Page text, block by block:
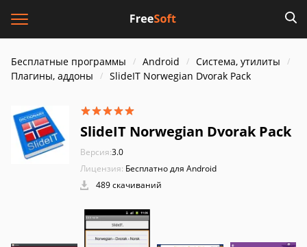
Бесплатные программы Android
Система, утилиты
Плагины, аддоны
SlideIT Norwegian Dvorak Pack
SlideIT Norwegian Dvorak Pack
Версия:3.0
Лицензия: Бесплатно для Android
489 скачиваний